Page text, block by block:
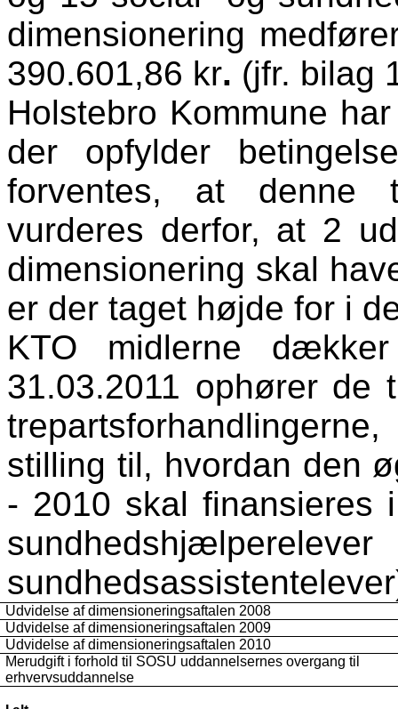
dimensionering
390.601,86 kr. (jfr. bilag
Holstebro Kommune
der opfylder
forventes, at denne
vurderes derfor, at 2
dimensionering skal
er der taget højde for i
KTO midlerne
31.03.2011 ophører de
stilling til, hvordan den
- 2010 skal finansieres
Udvidelse af dimensioneringsaftalen 2008
Udvidelse af dimensioneringsaftalen 2009
Udvidelse af dimensioneringsaftalen 2010
Merudgift i forhold til SOSU uddannelsernes overgang til
erhvervsuddannelse